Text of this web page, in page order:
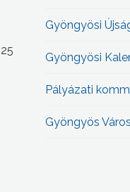
Gyöngyösi
Gyöngyösi
Pályázati
Gyöngyös